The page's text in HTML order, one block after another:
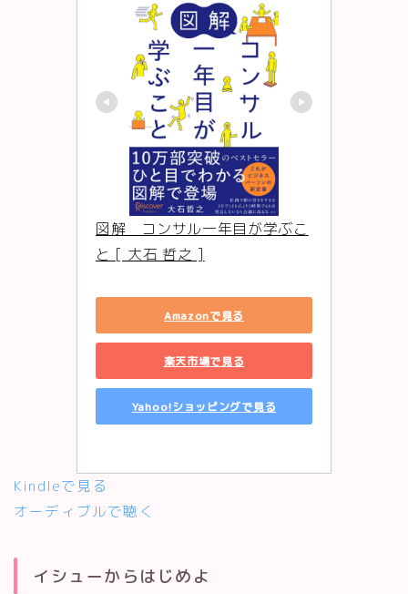
図解　コンサル一年目が学ぶこ
と [ 大石 哲之 ]
Amazonで見る
楽天市場で見る
Yahoo!ショッピングで見る
Kindleで見る
オーディブルで聴く
イシューからはじめよ